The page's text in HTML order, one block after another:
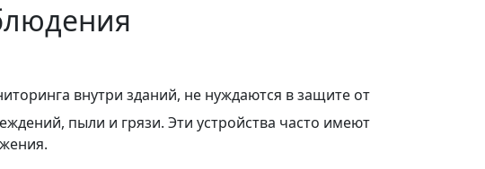
внутри зданий, не нуждаются в защите от
пыли и грязи. Эти устройства часто имеют